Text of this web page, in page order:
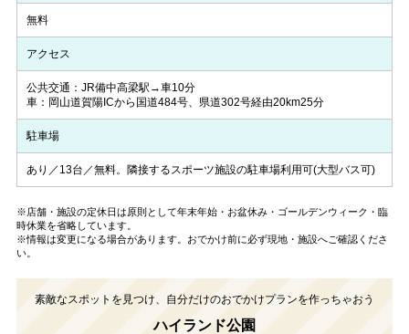
無料
アクセス
公共交通：JR備中高梁駅→車10分
車：岡山道賀陽ICから国道484号、県道302号経由20km25分
駐車場
あり／13台／無料。隣接するスポーツ施設の駐車場利用可(大型バス可)
※店舗・施設の定休日は原則として年末年始・お盆休み・ゴールデンウィーク・臨
時休業を省略しています。
※情報は変更になる場合があります。おでかけ前に必ず現地・施設へご確認くださ
い。
素敵なスポットを見つけ、自分だけのおでかけプランを作っちゃおう
ハイランド公園